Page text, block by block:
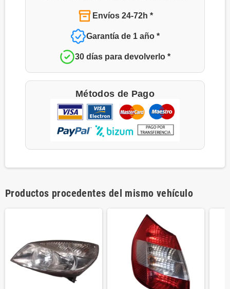
Envíos 24-72h *
Garantía de 1 año *
30 días para devolverlo *
Métodos de Pago
Productos procedentes del mismo vehículo